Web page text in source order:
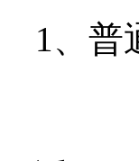
1、普